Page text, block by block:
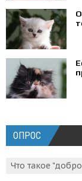
ОПРОС
Что такое